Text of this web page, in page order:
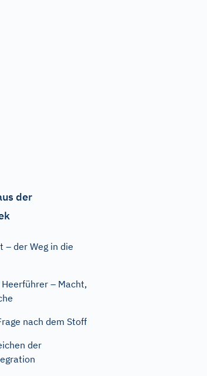
der
– der Weg in die
– Macht,
nach dem Stoff
der